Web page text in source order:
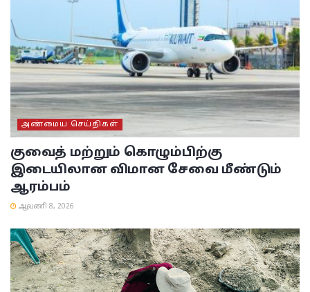
அண்மைய செய்திகள்
குவைத் மற்றும் கொழும்பிற்கு
இடையிலான விமான சேவை மீண்டும்
ஆரம்பம்
ஆவணி 8, 2026